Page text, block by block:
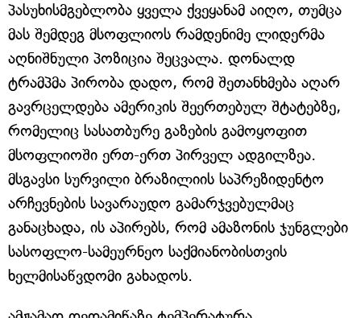
პასუხისმგებლობა ყველა ქვეყანამ აიღო, თუმცა
მას შემდეგ მსოფლიოს რამდენიმე ლიდერმა
აღნიშნული პოზიცია შეცვალა. დონალდ
ტრამპმა პირობა დადო, რომ შეთანხმება აღარ
გავრცელდება ამერიკის შეერთებულ შტატებზე,
რომელიც სასათბურე გაზების გამოყოფით
მსოფლიოში ერთ-ერთ პირველ ადგილზეა.
მსგავსი სურვილი ბრაზილიის საპრეზიდენტო
არჩევნების სავარაუდო გამარჯვებულმაც
განაცხადა, ის აპირებს, რომ ამაზონის ჯუნგლები
სასოფლო-სამეურნეო საქმიანობისთვის
ხელმისაწვდომი გახადოს.